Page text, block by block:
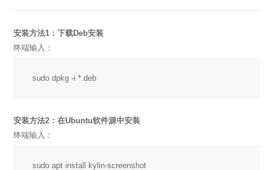
安装方法1：下载Deb安装
终端输入：
sudo dpkg -i *.deb
安装方法2：在Ubuntu软件源中安装
终端输入：
sudo apt install kylin-screenshot